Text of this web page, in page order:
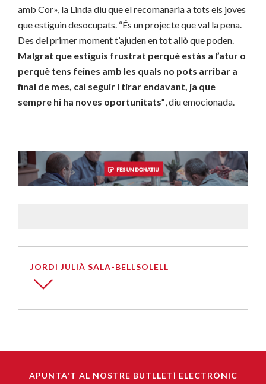
amb Cor», la Linda diu que el recomanaria a tots els joves
que estiguin desocupats. “És un projecte que val la pena.
Des del primer moment t’ajuden en tot allò que poden.
Malgrat que estiguis frustrat perquè estàs a l’atur o
perquè tens feines amb les quals no pots arribar a
final de mes, cal seguir i tirar endavant, ja que
sempre hi ha noves oportunitats” , diu emocionada.
JORDI JULIÀ SALA-BELLSOLELL
APUNTA'T AL NOSTRE BUTLLETÍ ELECTRÒNIC